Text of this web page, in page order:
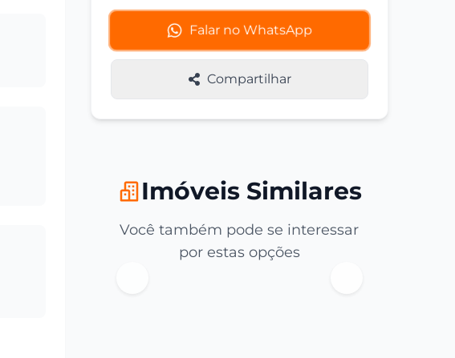
Falar no WhatsApp
Compartilhar
Imóveis Similares
Você também pode se interessar
por estas opções